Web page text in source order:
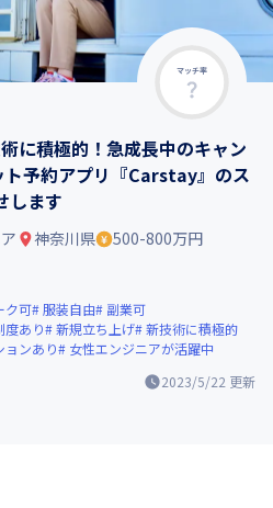
マッチ率
に積極的！急成長中のキャン
ト予約アプリ『Carstay』のス
します
2023/5/22 更新
神奈川県
500-800万円
ク可 服装自由
副業可
度あり 新規立ち上げ 新技術に積極的
ョンあり 女性エンジニアが活躍中